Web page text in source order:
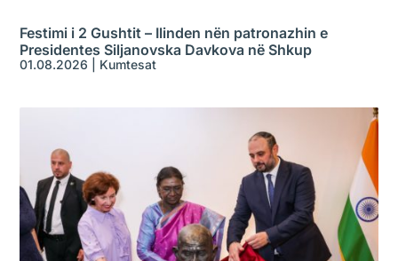
Festimi i 2 Gushtit – Ilinden nën patronazhin e
Presidentes Siljanovska Davkova në Shkup
01.08.2026 Kumtesat